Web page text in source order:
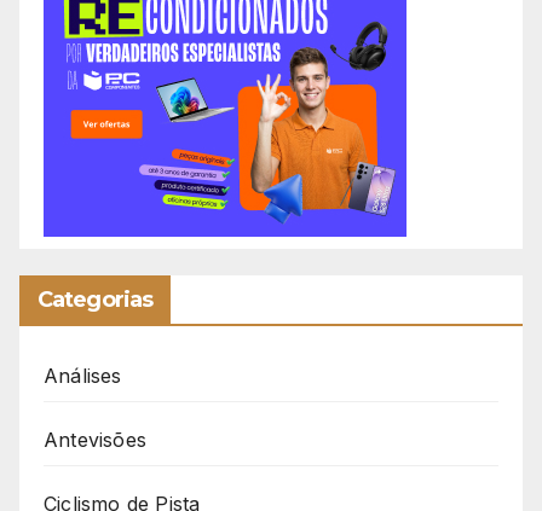
Categorias
Análises
Antevisões
Ciclismo de Pista